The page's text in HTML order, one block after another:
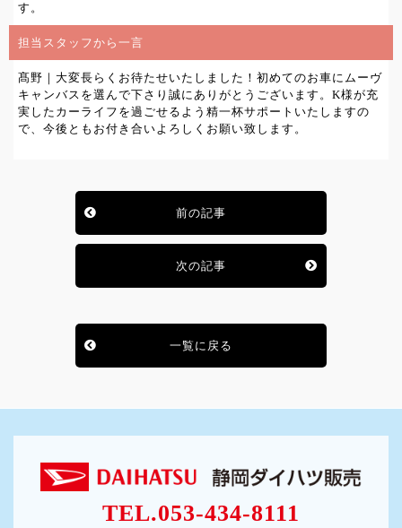
す。
担当スタッフから一言
髙野｜大変長らくお待たせいたしました！初めてのお車にムーヴ
キャンバスを選んで下さり誠にありがとうございます。K様が充
実したカーライフを過ごせるよう精一杯サポートいたしますの
で、今後ともお付き合いよろしくお願い致します。
前の記事
次の記事
一覧に戻る
TEL.053-434-8111